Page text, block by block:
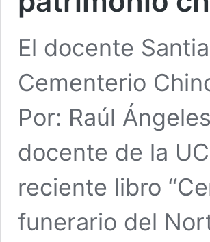
El docente
Cementerio
Por: Raúl
docente de la
reciente libro
funerario del